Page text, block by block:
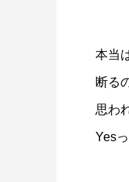
本当
断る
思わ
Yes